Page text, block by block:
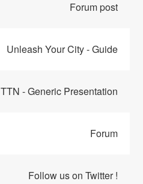
Forum post
Unleash Your City - Guide
TTN - Generic Presentation
Forum
Follow us on Twitter !